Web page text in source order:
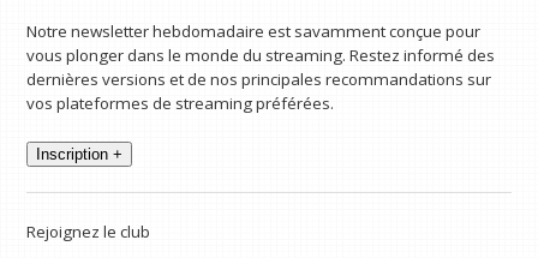
Notre newsletter hebdomadaire est savamment conçue pour
vous plonger dans le monde du streaming. Restez informé des
dernières versions et de nos principales recommandations sur
vos plateformes de streaming préférées.
Inscription +
Rejoignez le club